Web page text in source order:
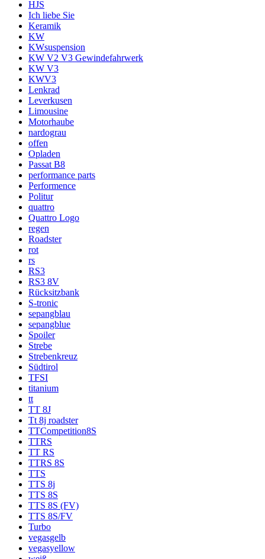
HJS
Ich liebe Sie
Keramik
KW
KWsuspension
KW V2 V3 Gewindefahrwerk
KW V3
KWV3
Lenkrad
Leverkusen
Limousine
Motorhaube
nardograu
offen
Opladen
Passat B8
performance parts
Performence
Politur
quattro
Quattro Logo
regen
Roadster
rot
rs
RS3
RS3 8V
Rücksitzbank
S-tronic
sepangblau
sepangblue
Spoiler
Strebe
Strebenkreuz
Südtirol
TFSI
titanium
tt
TT 8J
Tt 8j roadster
TTCompetition8S
TTRS
TT RS
TTRS 8S
TTS
TTS 8j
TTS 8S
TTS 8S (FV)
TTS 8S/FV
Turbo
vegasgelb
vegasyellow